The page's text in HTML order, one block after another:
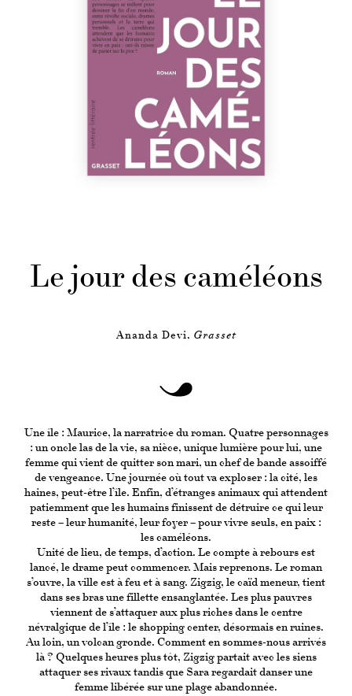
Le jour des caméléons
Ananda Devi, Grasset
Une île : Maurice, la narratrice du roman. Quatre personnages
: un oncle las de la vie, sa nièce, unique lumière pour lui, une
femme qui vient de quitter son mari, un chef de bande assoiffé
de vengeance. Une journée où tout va exploser : la cité, les
haines, peut-être l’île. Enfin, d’étranges animaux qui attendent
patiemment que les humains finissent de détruire ce qui leur
reste – leur humanité, leur foyer – pour vivre seuls, en paix :
les caméléons.
Unité de lieu, de temps, d’action. Le compte à rebours est
lancé, le drame peut commencer. Mais reprenons. Le roman
s’ouvre, la ville est à feu et à sang. Zigzig, le caïd meneur, tient
dans ses bras une fillette ensanglantée. Les plus pauvres
viennent de s’attaquer aux plus riches dans le centre
névralgique de l’île : le shopping center, désormais en ruines.
Au loin, un volcan gronde. Comment en sommes-nous arrivés
là ? Quelques heures plus tôt, Zigzig partait avec les siens
attaquer ses rivaux tandis que Sara regardait danser une
femme libérée sur une plage abandonnée.